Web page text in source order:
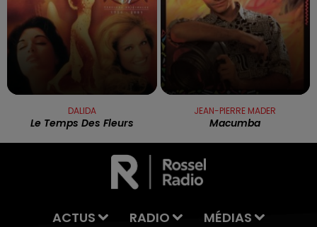
DALIDA
Le Temps Des Fleurs
JEAN-PIERRE MADER
Macumba
ACTUS RADIO
MÉDIAS